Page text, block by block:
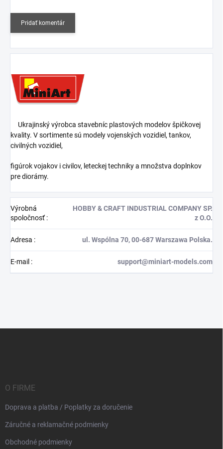
Pridať komentár
Ukrajinský výrobca stavebníc plastových modelov špičkovej
kvality. V sortimente sú modely vojenských vozidiel, tankov,
civilných vozidiel,
figúrok vojakov i civilov, leteckej techniky a množstva doplnkov
pre diorámy.
Výrobná
spoločnosť:
HOBBY & CRAFT INDUSTRIAL COMPANY SP.
z O.O.
Adresa : ul. Wspólna 70, 00-687 Warszawa Polska.
E-mail : support@miniart-models.com
O FIRME
Doprava a platba / Poplatky za doručenie
Záručné a reklamačné podmienky
Obchodné podmienky